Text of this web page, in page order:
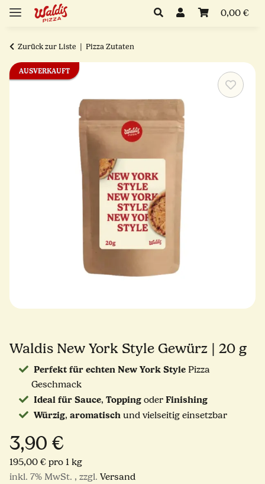
0,00 €
Zurück zur Liste Pizza Zutaten
AUSVERKAUFT
Waldis New York Style Gewürz | 20 g
Perfekt für echten New York StylePizza
Geschmack
Ideal für Sauce, Topping oder Finishing
Würzig, aromatisch und vielseitig einsetzbar
3,90 €
195,00 € pro 1 kg
inkl. 7% MwSt. , zzgl. Versand